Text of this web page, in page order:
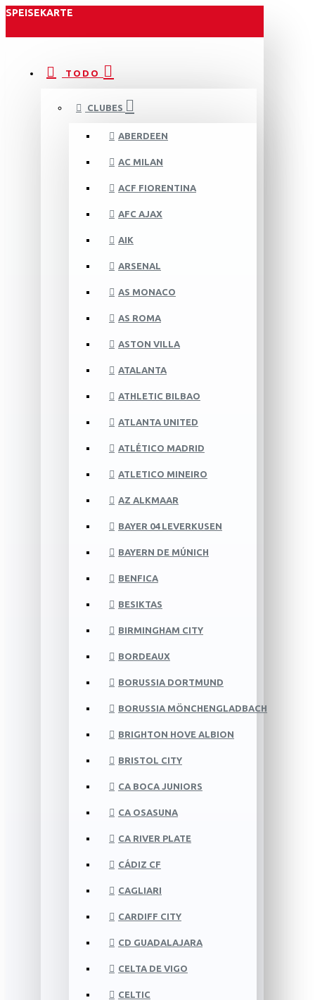
SPEISEKARTE
TODO
CLUBES
ABERDEEN
AC MILAN
ACF FIORENTINA
AFC AJAX
AIK
ARSENAL
AS MONACO
AS ROMA
ASTON VILLA
ATALANTA
ATHLETIC BILBAO
ATLANTA UNITED
ATLÉTICO MADRID
ATLETICO MINEIRO
AZ ALKMAAR
BAYER 04 LEVERKUSEN
BAYERN DE MÚNICH
BENFICA
BESIKTAS
BIRMINGHAM CITY
BORDEAUX
BORUSSIA DORTMUND
BORUSSIA MÖNCHENGLADBACH
BRIGHTON HOVE ALBION
BRISTOL CITY
CA BOCA JUNIORS
CA OSASUNA
CA RIVER PLATE
CÁDIZ CF
CAGLIARI
CARDIFF CITY
CD GUADALAJARA
CELTA DE VIGO
CELTIC